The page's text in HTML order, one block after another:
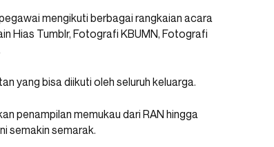
mengikuti berbagai rangkaian acara
Hias Tumblr, Fotografi KBUMN, Fotografi
yang bisa diikuti oleh seluruh keluarga.
penampilan memukau dari RAN hingga
semakin semarak.